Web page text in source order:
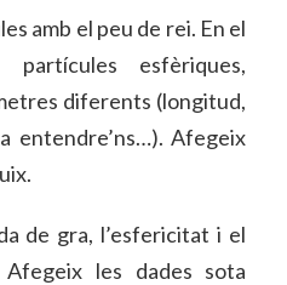
amb el peu de rei. En el
esfèriques,
diferents (longitud,
entendre’ns…). Afegeix
de gra, l’esfericitat i el
Afegeix les dades sota